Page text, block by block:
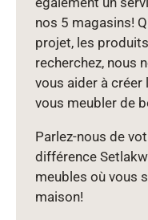
nos 5 magasins!
projet, les
recherchez, nous
vous aider à créer
vous meubler de
Parlez‑nous de
différence
meubles où vous
maison!